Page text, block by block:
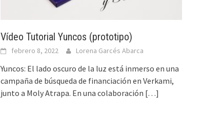
Vídeo Tutorial Yuncos (prototipo)
febrero 8, 2022 Lorena Garcés Abarca
Yuncos: El lado oscuro de la luz está inmerso en una
campaña de búsqueda de financiación en Verkami,
junto a Moly Atrapa. En una colaboración […]